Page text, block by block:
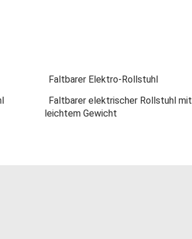
Faltbarer Elektro-Rollstuhl
Faltbarer elektrischer Rollstuhl mit
leichtem Gewicht